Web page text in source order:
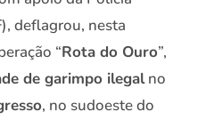
deflagrou, nesta
“Rota do Ouro”,
de garimpo ilegalno
, no sudoeste do